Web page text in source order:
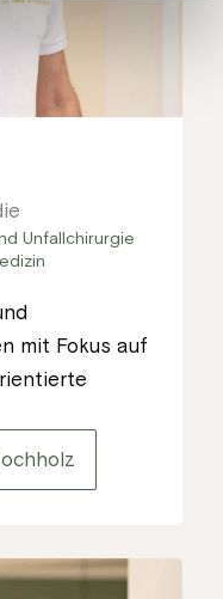
Unfallchirurgie
mit Fokus auf